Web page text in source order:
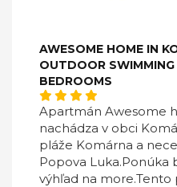
AWESOME HOME IN
OUTDOOR
BEDROOMS
Apartmán Awesome
nachádza v obci
pláže Komárna a
Popova Luka.Ponúka
výhľad na